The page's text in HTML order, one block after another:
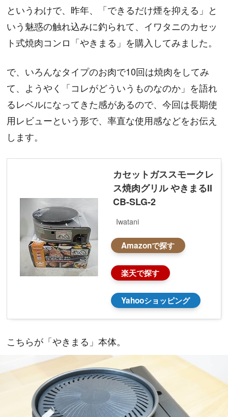
というわけで、昨年、「できるだけ煙を抑える」と
いう魅惑の触れ込みに釣られて、イワタニのカセッ
ト式焼肉コンロ「やきまる」を購入してみました。
で、いろんなタイプのお肉で10回は焼肉をしてみ
て、ようやく「コレがどういうものなのか」を語れ
るレベルになってきた感があるので、今回は長期使
用レビューという形で、率直な使用感などをお伝え
します。
カセットガススモークレ
ス焼肉グリル やきまるII
CB-SLG-2
Iwatani
Amazonで探す
楽天で探す
Yahooショッピング
こちらが「やきまる」本体。